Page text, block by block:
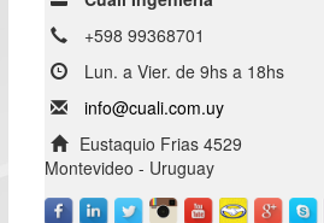
+598 99368701
Lun. a Vier. de 9hs a 18hs
info@cuali.com.uy
Eustaquio Frias 4529
Montevideo - Uruguay